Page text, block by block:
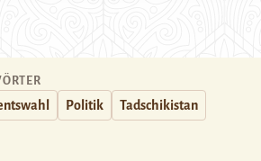
Politik Tadschikistan